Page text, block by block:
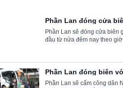
Phần Lan đóng cửa
Phần Lan sẽ đóng cửa biên
đầu từ nửa đêm nay theo
Phần Lan đóng biên
Schengen
Phần Lan sẽ cấm công dân